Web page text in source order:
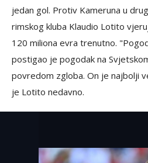
jedan gol. Protiv Kameruna u
rimskog kluba Klaudio Lotito
120 miliona evra trenutno.
postigao je pogodak na
povredom zgloba. On je najbolji
je Lotito nedavno.